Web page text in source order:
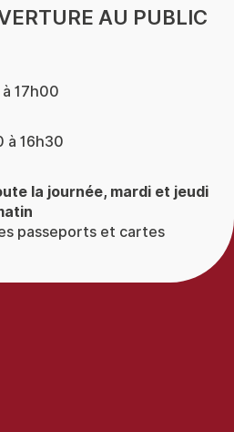
AU PUBLIC
17h00
à 16h30
la journée, mardi et jeudi
passeports et cartes